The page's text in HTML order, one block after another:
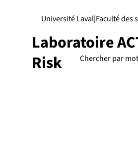
Laboratoire
Risk
|
Université Laval Faculté des